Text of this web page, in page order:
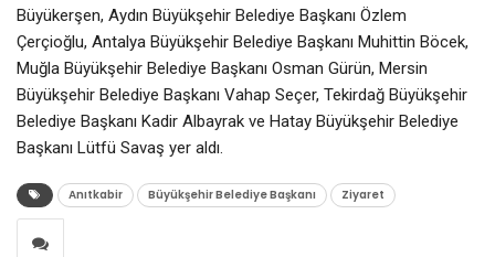
Büyükerşen, Aydın Büyükşehir Belediye Başkanı Özlem
Çerçioğlu, Antalya Büyükşehir Belediye Başkanı Muhittin Böcek,
Muğla Büyükşehir Belediye Başkanı Osman Gürün, Mersin
Büyükşehir Belediye Başkanı Vahap Seçer, Tekirdağ Büyükşehir
Belediye Başkanı Kadir Albayrak ve Hatay Büyükşehir Belediye
Başkanı Lütfü Savaş yer aldı.
Anıtkabir Büyükşehir Belediye Başkanı Ziyaret